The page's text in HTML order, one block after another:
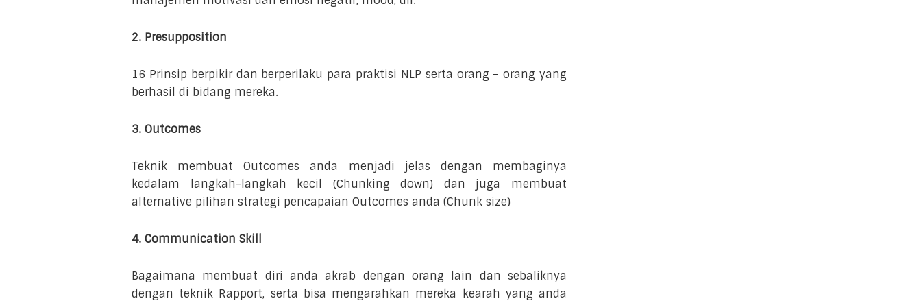
2. Presupposition
16 Prinsip berpikir dan berperilaku para praktisi NLP serta orang – orang yang
berhasil di bidang mereka.
3. Outcomes
Teknik membuat Outcomes anda menjadi jelas dengan membaginya
kedalam langkah-langkah kecil (Chunking down) dan juga membuat
alternative pilihan strategi pencapaian Outcomes anda (Chunk size)
4. Communication Skill
Bagaimana membuat diri anda akrab dengan orang lain dan sebaliknya
dengan teknik Rapport, serta bisa mengarahkan mereka kearah yang anda